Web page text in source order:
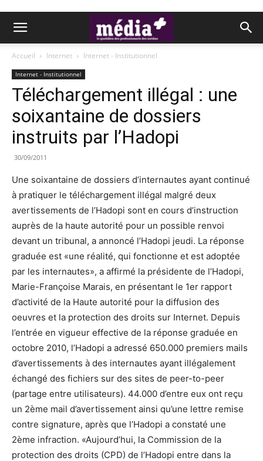
Accueil Internet Internet - Institutionnel
Internet - Institutionnel
Téléchargement illégal : une
soixantaine de dossiers
instruits par l’Hadopi
30/09/2011
Une soixantaine de dossiers d’internautes ayant continué
à pratiquer le téléchargement illégal malgré deux
avertissements de l’Hadopi sont en cours d’instruction
auprès de la haute autorité pour un possible renvoi
devant un tribunal, a annoncé l’Hadopi jeudi. La réponse
graduée est «une réalité, qui fonctionne et est adoptée
par les internautes», a affirmé la présidente de l’Hadopi,
Marie-Françoise Marais, en présentant le 1er rapport
d’activité de la Haute autorité pour la diffusion des
oeuvres et la protection des droits sur Internet. Depuis
l’entrée en vigueur effective de la réponse graduée en
octobre 2010, l’Hadopi a adressé 650.000 premiers mails
d’avertissements à des internautes ayant illégalement
échangé des fichiers sur des sites de peer-to-peer
(partage entre utilisateurs). 44.000 d’entre eux ont reçu
un 2ème mail d’avertissement ainsi qu’une lettre remise
contre signature, après que l’Hadopi a constaté une
2ème infraction. «Aujourd’hui, la Commission de la
protection des droits (CPD) de l’Hadopi entre dans la